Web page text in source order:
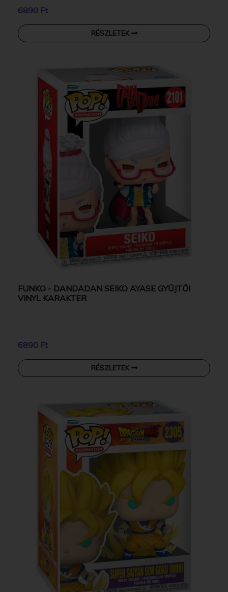
6890 Ft
RÉSZLETEK
FUNKO - DANDADAN SEIKO AYASE GYŰJTŐI
VINYL KARAKTER
6890 Ft
RÉSZLETEK